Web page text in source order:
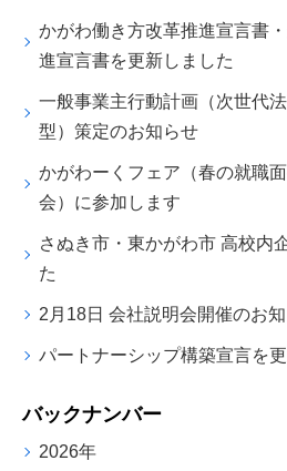
かがわ働き方改革推進宣言書
進宣言書を更新しました
一般事業主行動計画（次世代
型）策定のお知らせ
かがわーくフェア（春の就職
会）に参加します
さぬき市・東かがわ市 高校内
た
2月18日 会社説明会開催のお
パートナーシップ構築宣言を
バックナンバー
2026年